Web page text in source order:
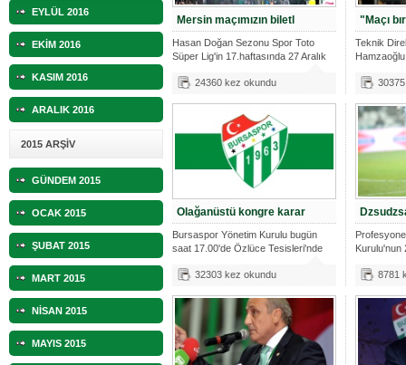
EYLÜL 2016
EKİM 2016
KASIM 2016
ARALIK 2016
2015 ARŞİV
GÜNDEM 2015
OCAK 2015
ŞUBAT 2015
MART 2015
NİSAN 2015
MAYIS 2015
Mersin maçımızın biletl
Hasan Doğan Sezonu Spor Toto
Süper Lig'in 17.haftasında 27 Aralık
24360 kez okundu
"Maçı
Teknik
Olağanüstü kongre karar
Bursaspor Yönetim Kurulu bugün
saat 17.00'de Özlüce Tesisleri'nde
32303 kez okundu
Kurulu'nun
8781